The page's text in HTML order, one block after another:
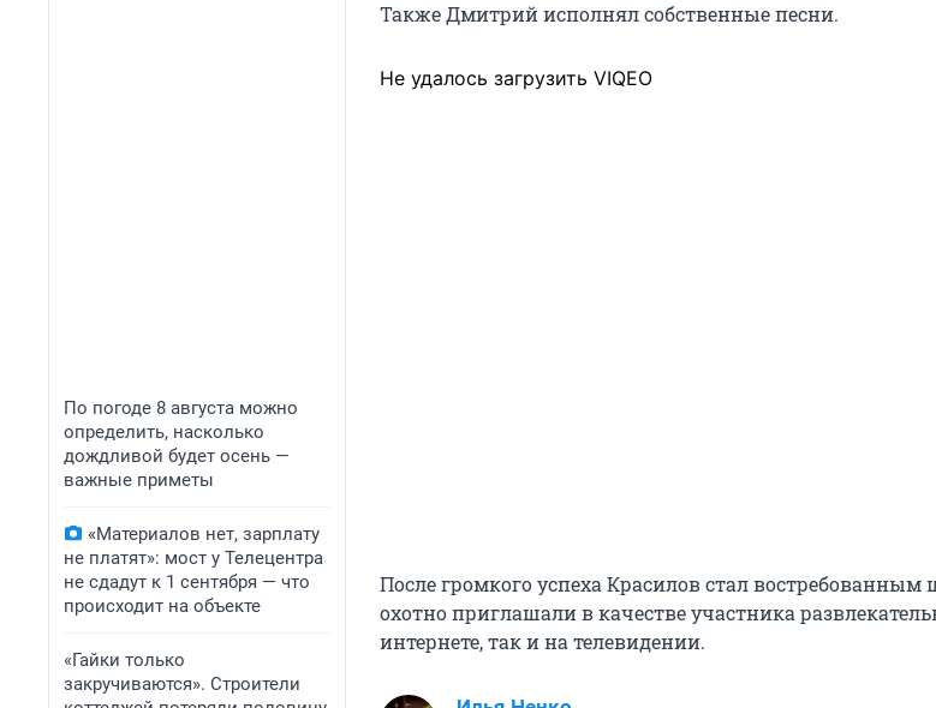
По погоде 8 августа можно
определить, насколько
дождливой будет осень —
важные приметы
«Материалов нет, зарплату
не платят»: мост у Телецентра
не сдадут к 1 сентября — что
происходит на объекте
«Гайки только
закручиваются». Строители
Также Дмитрий исполнял собственные песни.
Не удалось загрузить VIQEO
После громкого успеха Красилов стал
охотно приглашали в качестве участника
интернете, так и на телевидении.